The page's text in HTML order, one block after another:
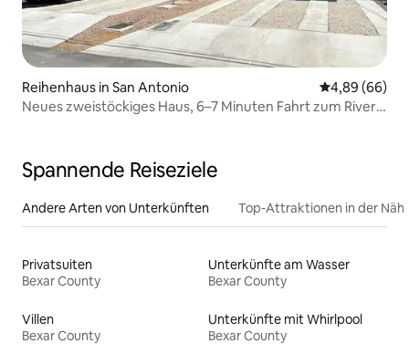
Reihenhaus in San Antonio
4,89 (66)
Neues zweistöckiges Haus, 6–7 Minuten Fahrt zum River
Spannende Reiseziele
Andere Arten von Unterkünften Top-Attraktionen in der
Privatsuiten
Bexar County
Unterkünfte am Wasser
Bexar County
Villen
Bexar County
Unterkünfte mit Whirlpool
Bexar County